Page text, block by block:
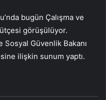
bugün Çalışma ve
görüşülüyor.
Sosyal Güvenlik Bakanı
ilişkin sunum yaptı.